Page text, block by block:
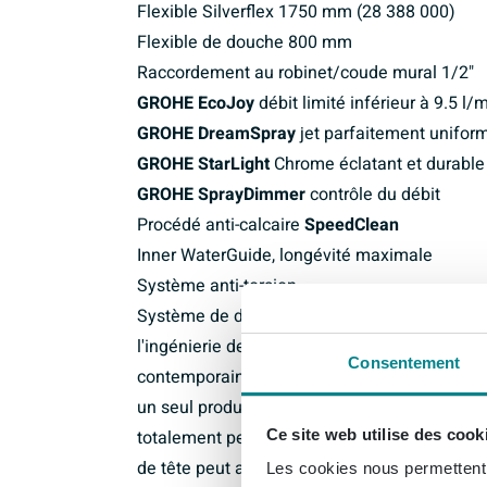
Consentement
Ce site web utilise des
Les cookies nous
Flexible Silverflex 1750 mm (28 388 000)
Flexible de douche 800 mm
Raccordement au robinet/coude mural 1/2"
GROHE EcoJoydébit limité inférieur à 9.5 l/
GROHE DreamSpray jet parfaitement
GROHE StarLightChrome éclatant et durable
GROHE SprayDimmercontrôle du débit
Procédé anti-calcaire SpeedClean
Inner WaterGuide, longévité maximale
Système anti-torsion
Système de douche GROHE Euphoria 260 –
l'ingénierie de précision ! Le système
contemporain et d‘excellence fonctionnelle:
un seul produit coordonné exceptionnel. Le
totalement personnalisé: mitigeur
de tête peut avoir un diamètre de 190 mm